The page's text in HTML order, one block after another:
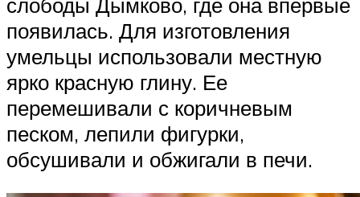
появилась. Для изготовления
умельцы использовали местную
ярко красную глину. Ее
перемешивали с коричневым
песком, лепили фигурки,
обсушивали и обжигали в печи.